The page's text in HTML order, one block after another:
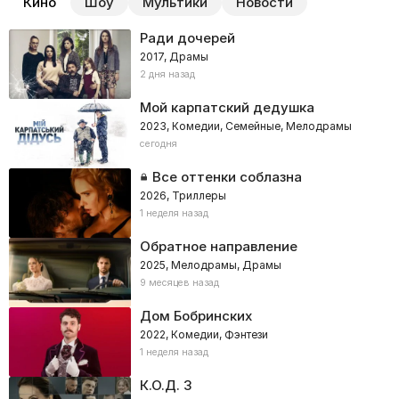
Ради дочерей
2017, Драмы
2 дня назад
Мой карпатский дедушка
2023, Комедии, Семейные, Мелодрамы
сегодня
Все оттенки соблазна
2026, Триллеры
1 неделя назад
Обратное направление
2025, Мелодрамы, Драмы
9 месяцев назад
Дом Бобринских
2022, Комедии, Фэнтези
1 неделя назад
К.О.Д. 3